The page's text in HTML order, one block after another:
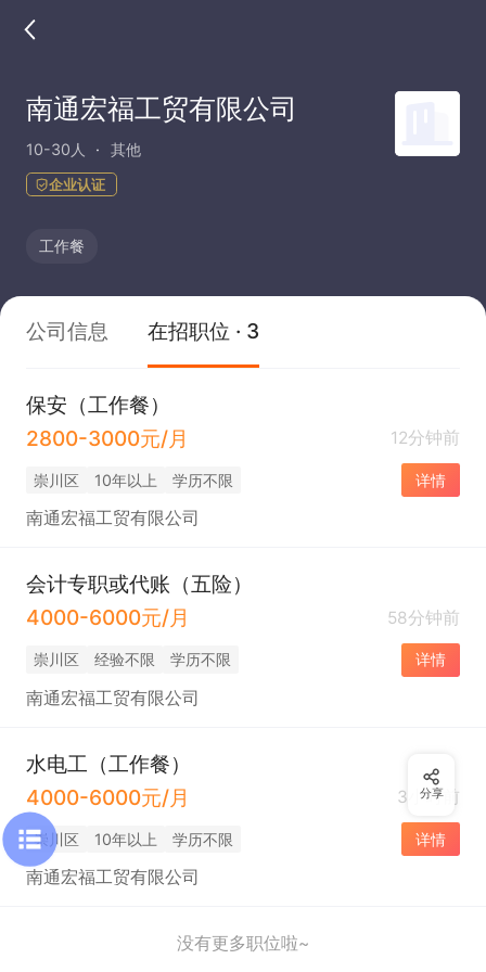
南通宏福工贸有限公司
10-30人 其他
企业认证
工作餐
公司信息 在招职位 · 3
保安（工作餐）
2800-3000元/月
12分钟前
崇川区 10年以上 学历不限 详情
南通宏福工贸有限公司
会计专职或代账（五险）
4000-6000元/月
58分钟前
崇川区 经验不限 学历不限 详情
南通宏福工贸有限公司
水电工（工作餐）
4000-6000元/月
3小时前
崇川区 10年以上 学历不限 详情
南通宏福工贸有限公司
没有更多职位啦~
分享